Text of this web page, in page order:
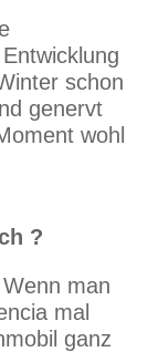
schon
genervt
wohl
?
man
mal
ganz